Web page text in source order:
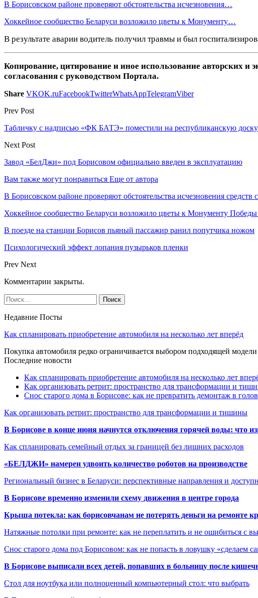
В Борисовском районе проверяют обстоятельства исчезновения…
Хоккейное сообщество Беларуси возложило цветы к Монументу…
В результате аварии водитель получил травмы и был
Копирование, цитирование и иное использование авторских и
согласования с руководством Портала.
Share VKOK.ruFacebookTwitterWhatsAppTelegramViber
Prev Post
Табличку с надписью «ФК БАТЭ» поместили на республиканскую доску
Next Post
Завод «БелДжи» под Борисовом официально введен в эксплуатацию
Вам также могут понравиться Еще от автора
В Борисовском районе проверяют обстоятельства исчезновения средств
Хоккейное сообщество Беларуси возложило цветы к Монументу
В поезде на станции Борисов пьяный пассажир ранил попутчика ножом
Психологический эффект лопания пузырьков пленки
Prev Next
Комментарии закрыты.
Недавние Посты
Как спланировать приобретение автомобиля на несколько лет вперёд
Покупка автомобиля редко ограничивается выбором подходящей
Последние новости
Как спланировать приобретение автомобиля на несколько лет
Как организовать ретрит: пространство для трансформации и
Снос старого дома в Борисове: как не превратить демонтаж в
Как организовать ретрит: пространство для трансформации и тишины
В Борисове в конце июня начнутся отключения горячей воды: что
Как спланировать семейный отдых за границей без лишних расходов
«БЕЛДЖИ» намерен удвоить количество роботов на производстве
Региональный бизнес в Беларуси: перспективные направления и
В Борисове временно изменили схему движения в центре города
Крыша потекла: как борисовчанам не потерять деньги на ремонте
Натяжные потолки при ремонте: как не переплатить и не ошибиться с
Снос старого дома под Борисовом: как не попасть в ловушку «сделаем
В Борисове выписали всех детей, попавших в больницу после
Стол для ноутбука или полноценный компьютерный стол: что выбрать